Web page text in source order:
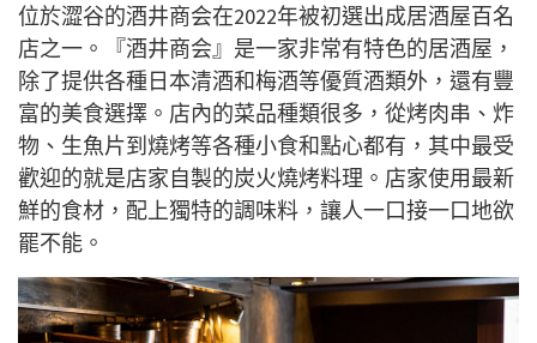
位於澀谷的酒井商会在2022年被初選出成居酒屋百名
店之一。『酒井商会』是一家非常有特色的居酒屋，
除了提供各種日本清酒和梅酒等優質酒類外，還有豐
富的美食選擇。店內的菜品種類很多，從烤肉串、炸
物、生魚片到燒烤等各種小食和點心都有，其中最受
歡迎的就是店家自製的炭火燒烤料理。店家使用最新
鮮的食材，配上獨特的調味料，讓人一口接一口地欲
罷不能。